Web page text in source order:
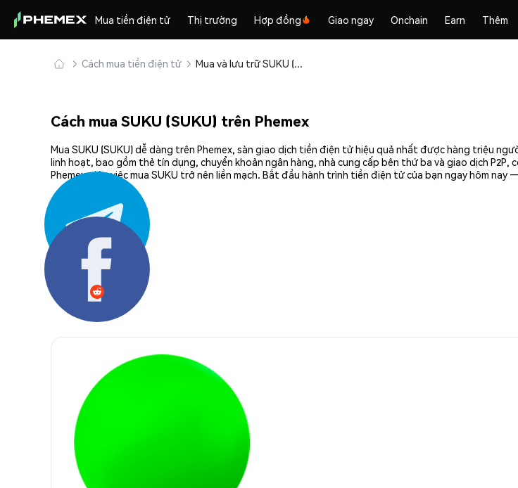
Mua tiền điện tử Thị trường Hợp đồng Giao ngay Onchain Earn Thêm
Cách mua tiền điện tử Mua và lưu trữ SUKU (SUKU) an toàn
Cách mua SUKU (SUKU) trên Phemex
Mua SUKU (SUKU) dễ dàng trên Phemex, sàn giao dịch tiền điện tử hiệu quả nhất được hàng triệu
linh hoạt, bao gồm thẻ tín dụng, chuyển khoản ngân hàng, nhà cung cấp bên thứ ba và giao dịch
Phemex giúp việc mua SUKU trở nên liền mạch. Bắt đầu hành trình tiền điện tử của bạn ngay hôm nay
Chia sẻ: